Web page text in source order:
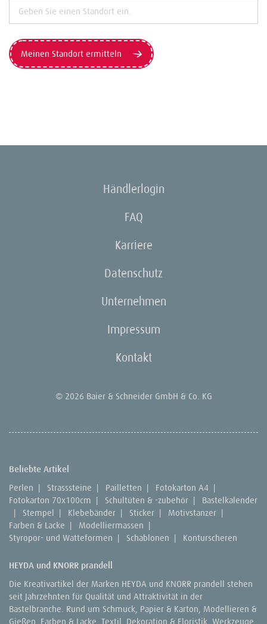
Meinen Standort ermitteln
Händlerlogin
FAQ
Karriere
Datenschutz
Unternehmen
Impressum
Kontakt
© 2026 Baier & Schneider GmbH & Co. KG
Beliebte Artikel
Perlen | Strasssteine | Pailletten | Fotokarton A4 |
Fotokarton 70x100cm | Schultüten & -zubehör |
Bastelkalender
|
Stempel | Klebebänder | Sticker | Motivstanzer |
Farben & Lacke | Modelliermassen |
Styropor- und Watteformen | Schablonen | Konturscheren
HEYDA und KNORR prandell
Die Kreativartikel der Marken HEYDA und KNORR prandell stehen
seit Jahrzehnten für Qualität und Attraktivität in der
Bastelbranche. Rund um Schmuck, Papier & Karton, Modellieren &
Gießen, Farben & Lacke, Textil, Dekoration & Floristik, Werkzeuge